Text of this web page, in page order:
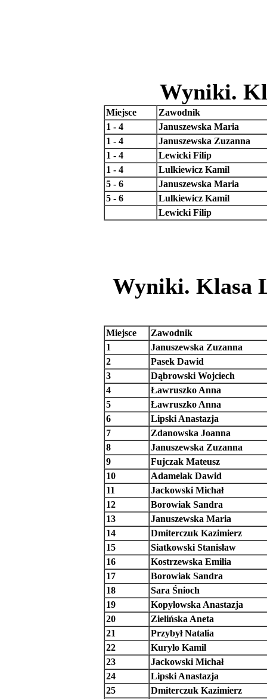
Wyniki.
Miejsce
Zawodnik
1 - 4
Januszewska Maria
1 - 4
Januszewska Zuzanna
1 - 4
Lewicki Filip
1 - 4
Lulkiewicz Kamil
5 - 6
Januszewska Maria
5 - 6
Lulkiewicz Kamil
Lewicki Filip
Wyniki. Klasa
Miejsce
Zawodnik
1
Januszewska Zuzanna
2
Pasek Dawid
3
Dąbrowski Wojciech
4
Ławruszko Anna
5
Ławruszko Anna
6
Lipski Anastazja
7
Zdanowska Joanna
8
Januszewska Zuzanna
9
Fujczak Mateusz
10
Adamelak Dawid
11
Jackowski Michał
12
Borowiak Sandra
13
Januszewska Maria
14
Dmiterczuk Kazimierz
15
Siatkowski Stanisław
16
Kostrzewska Emilia
17
Borowiak Sandra
18
Sara Śnioch
19
Kopyłowska Anastazja
20
Zielińska Aneta
21
Przybył Natalia
22
Kuryło Kamil
23
Jackowski Michał
24
Lipski Anastazja
25
Dmiterczuk Kazimierz